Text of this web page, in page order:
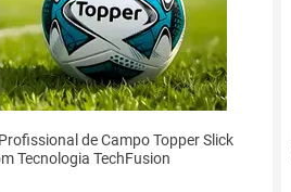
de Campo Topper Slick
Tecnologia TechFusion